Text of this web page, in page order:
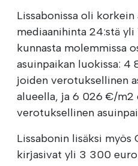
Lissabonissa oli
mediaanihinta 24:stä
kunnasta molemmissa
asuinpaikan luokissa: 4
joiden verotuksellinen
alueella, ja 6 026 €/m2
verotuksellinen
Lissabonin lisäksi myös
kirjasivat yli 3 300